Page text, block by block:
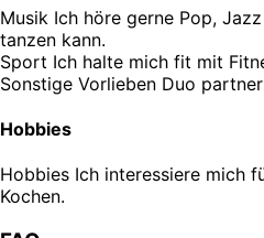
Musik Ich höre gerne Pop,
tanzen kann.
Sport Ich halte mich fit mit
Sonstige Vorlieben Duo
Hobbies
Hobbies Ich interessiere mich
Kochen.